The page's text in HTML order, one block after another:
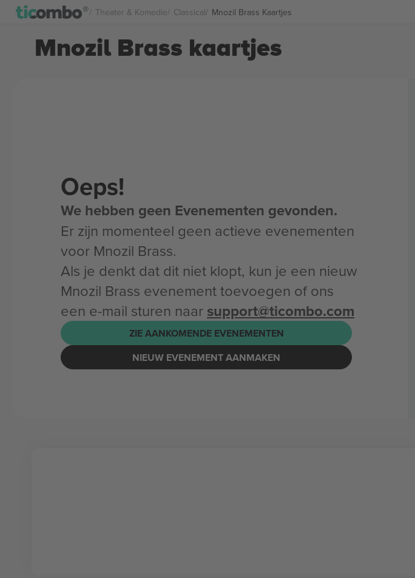
Theater & Komedie Classical Mnozil Brass Kaartjes
Mnozil Brass kaartjes
Oeps!
We hebben geen Evenementen gevonden.
Er zijn momenteel geen actieve evenementen
voor Mnozil Brass.
Als je denkt dat dit niet klopt, kun je een nieuw
Mnozil Brass evenement toevoegen of ons
een e-mail sturen naar support@ticombo.com
ZIE AANKOMENDE EVENEMENTEN
NIEUW EVENEMENT AANMAKEN